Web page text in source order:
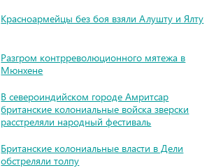
Красноармейцы без боя взяли Алушту и Ялту
Разгром контрреволюционного мятежа в
Мюнхене
В североиндийском городе Амритсар
британские колониальные войска зверски
расстреляли народный фестиваль
Британские колониальные власти в Дели
обстреляли толпу